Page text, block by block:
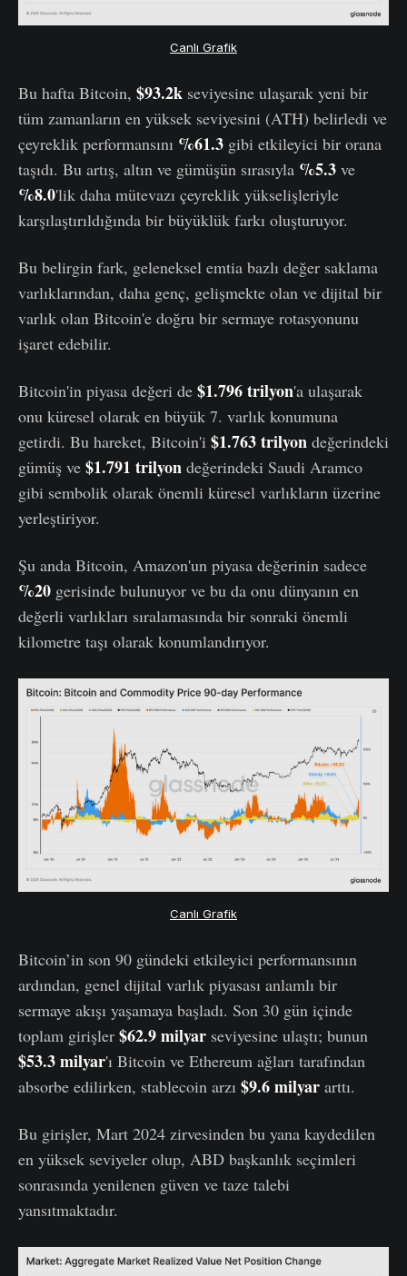
Canlı Grafik
Bu hafta Bitcoin, $93.2k seviyesine ulaşarak yeni bir
tüm zamanların en yüksek seviyesini (ATH) belirledi ve
çeyreklik performansını %61.3 gibi etkileyici bir orana
taşıdı. Bu artış, altın ve gümüşün sırasıyla %5.3 ve
%8.0'lik daha mütevazı çeyreklik yükselişleriyle
karşılaştırıldığında bir büyüklük farkı oluşturuyor.
Bu belirgin fark, geleneksel emtia bazlı değer saklama
varlıklarından, daha genç, gelişmekte olan ve dijital bir
varlık olan Bitcoin'e doğru bir sermaye rotasyonunu
işaret edebilir.
Bitcoin'in piyasa değeri de $1.796 trilyon'a ulaşarak
onu küresel olarak en büyük 7. varlık konumuna
getirdi. Bu hareket, Bitcoin'i $1.763 trilyon değerindeki
gümüş ve $1.791 trilyon değerindeki Saudi Aramco
gibi sembolik olarak önemli küresel varlıkların üzerine
yerleştiriyor.
Şu anda Bitcoin, Amazon'un piyasa değerinin sadece
%20 gerisinde bulunuyor ve bu da onu dünyanın en
değerli varlıkları sıralamasında bir sonraki önemli
kilometre taşı olarak konumlandırıyor.
Canlı Grafik
Bitcoin’in son 90 gündeki etkileyici performansının
ardından, genel dijital varlık piyasası anlamlı bir
sermaye akışı yaşamaya başladı. Son 30 gün içinde
toplam girişler $62.9 milyar seviyesine ulaştı; bunun
$53.3 milyar'ı Bitcoin ve Ethereum ağları tarafından
absorbe edilirken, stablecoin arzı $9.6 milyar arttı.
Bu girişler, Mart 2024 zirvesinden bu yana kaydedilen
en yüksek seviyeler olup, ABD başkanlık seçimleri
sonrasında yenilenen güven ve taze talebi
yansıtmaktadır.